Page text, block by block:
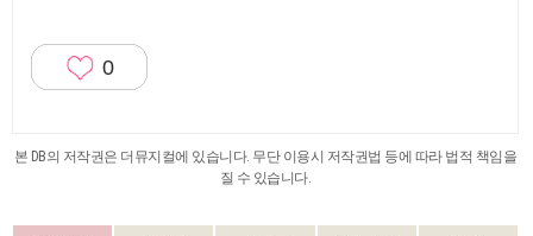
0
본 DB의 저작권은 더뮤지컬에 있습니다. 무단 이용시 저작권법 등에 따라 법적 책임을
질 수 있습니다.